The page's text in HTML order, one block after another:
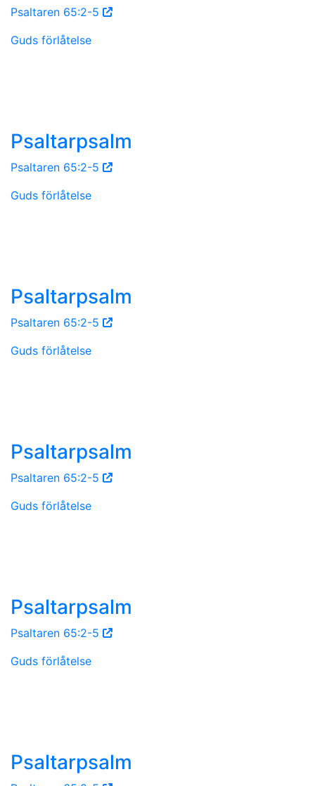
Psaltaren 65:2-5
Guds förlåtelse
Psaltarpsalm
Psaltaren 65:2-5
Guds förlåtelse
Psaltarpsalm
Psaltaren 65:2-5
Guds förlåtelse
Psaltarpsalm
Psaltaren 65:2-5
Guds förlåtelse
Psaltarpsalm
Psaltaren 65:2-5
Guds förlåtelse
Psaltarpsalm